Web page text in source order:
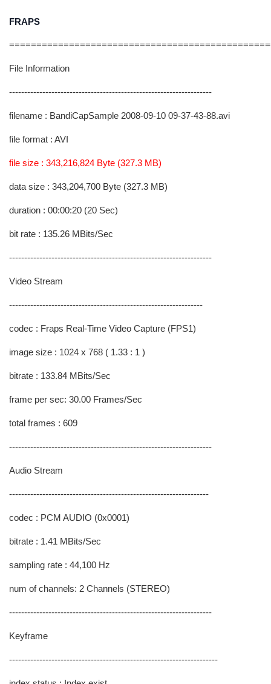
FRAPS
File Information
-------------------------------------------------------------------
filename : BandiCapSample 2008-09-10 09-37-43-88.avi
file format : AVI
file size : 343,216,824 Byte (327.3 MB)
data size : 343,204,700 Byte (327.3 MB)
duration : 00:00:20 (20 Sec)
bit rate : 135.26 MBits/Sec
-------------------------------------------------------------------
Video Stream
----------------------------------------------------------------
codec : Fraps Real-Time Video Capture (FPS1)
image size : 1024 x 768 ( 1.33 : 1 )
bitrate : 133.84 MBits/Sec
frame per sec: 30.00 Frames/Sec
total frames : 609
-------------------------------------------------------------------
Audio Stream
------------------------------------------------------------------
codec : PCM AUDIO (0x0001)
bitrate : 1.41 MBits/Sec
sampling rate : 44,100 Hz
num of channels: 2 Channels (STEREO)
-------------------------------------------------------------------
Keyframe
---------------------------------------------------------------------